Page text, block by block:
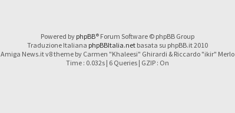
Powered by phpBB® Forum Software © phpBB Group
Traduzione Italiana phpBBItalia.netbasata su phpBB.it 2010
Amiga News.it v8 theme by Carmen "Khaleesi" Ghirardi & Riccardo "ikir" Merlo
Time : 0.032s | 6 Queries | GZIP : On